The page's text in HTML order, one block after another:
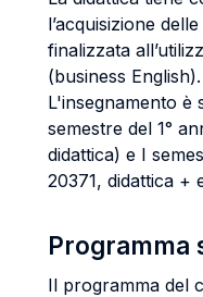
l’acquisizione
finalizzata
(business English).
L'insegnamento è
semestre del 1°
didattica) e I
20371, didattica +
Programma
Il programma del